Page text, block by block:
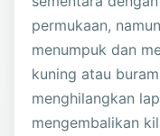
permukaan,
menumpuk dan
kuning atau
menghilangkan
mengembalikan